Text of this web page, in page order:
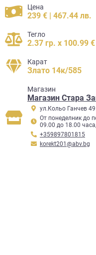
Цена
239 € | 467.44 лв.
Тегло
2.37 гр. x 100.99
Карат
Злато 14к/585
Mагазин
Магазин Стара
ул.Кольо Ганчев 49
От понеделник до
09.00 до 18.00
+359897801815
korekt201@abv.bg